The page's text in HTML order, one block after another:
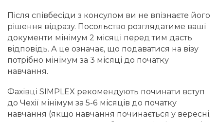
Після співбесіди з консулом ви не впізнаєте його
рішення відразу. Посольство розглядатиме ваші
документи мінімум 2 місяці перед тим дасть
відповідь. А це означає, що подаватися на візу
потрібно мінімум за 3 місяці до початку
навчання.
Фахівці SIMPLEX рекомендують починати вступ
до Чехії мінімум за 5-6 місяців до початку
навчання (якщо навчання починається у вересні,